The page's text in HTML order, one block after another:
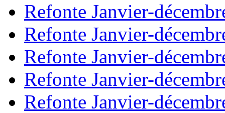
Refonte Janvier-
Refonte Janvier-
Refonte Janvier-
Refonte Janvier-
Refonte Janvier-